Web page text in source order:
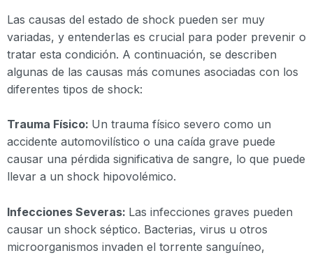
Las causas del estado de shock pueden ser muy
variadas, y entenderlas es crucial para poder prevenir o
tratar esta condición. A continuación, se describen
algunas de las causas más comunes asociadas con los
diferentes tipos de shock:
Trauma Físico: Un trauma físico severo como un
accidente automovilístico o una caída grave puede
causar una pérdida significativa de sangre, lo que puede
llevar a un shock hipovolémico.
Infecciones Severas: Las infecciones graves pueden
causar un shock séptico. Bacterias, virus u otros
microorganismos invaden el torrente sanguíneo,